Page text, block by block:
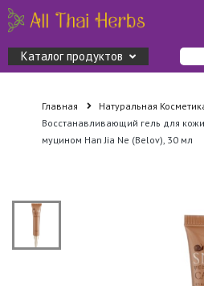
Каталог продуктов
Главная
Натуральная
Восстанавливающий гель для
муцином Han Jia Ne (Belov), 30 мл